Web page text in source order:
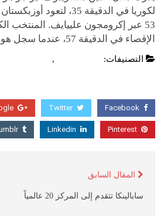
لكوريا في الدقيقة 35،
53 عبر إكرومجون علييايف. المنتخب
الإقصاء في الدقيقة 57، عندما سجل هوانج هيون سو…
التصنيفات: ,
Facebook
Twitter
Pinterest
Linkedin
المقال السابق
سابالينكا تتقدم إلى المركز 20 عالمياً